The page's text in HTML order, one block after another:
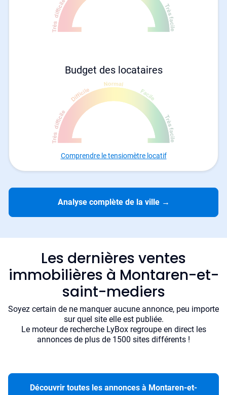
Budget des locataires
Comprendre le tensiomètre locatif
Analyse complète de la ville →
Les dernières ventes
immobilières à Montaren-et-
saint-mediers
Soyez certain de ne manquer aucune annonce, peu importe
sur quel site elle est publiée.
Le moteur de recherche LyBox regroupe en direct les
annonces de plus de 1500 sites différents !
Découvrir toutes les annonces à Montaren-et-